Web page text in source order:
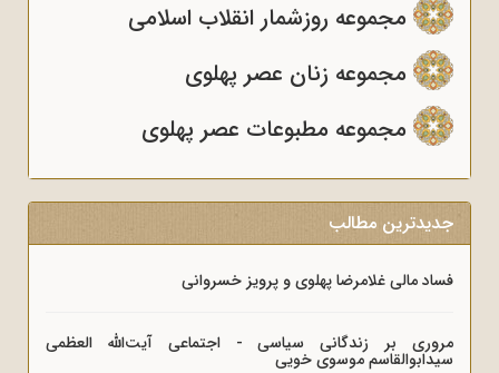
مجموعه روزشمار انقلاب اسلامی
مجموعه زنان عصر پهلوی
مجموعه مطبوعات عصر پهلوی
جدیدترین مطالب
فساد مالی غلامرضا پهلوی و پرویز خسروانی
مروری بر زندگانی سیاسی - اجتماعی آیت‌الله العظمی
سیدابوالقاسم موسوی خویی